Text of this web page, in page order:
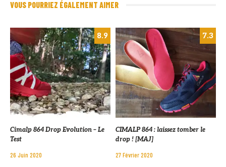
VOUS POURRIEZ ÉGALEMENT AIMER
8.9
Cimalp 864 Drop Evolution – Le
Test
26 Juin 2020
7.3
CIMALP 864 : laissez tomber le
drop ! [MAJ]
27 Février 2020